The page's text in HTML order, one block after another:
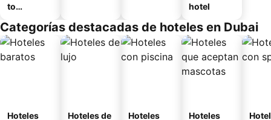
to
o
hotel
Categorías destacadas de hoteles en Dubai
Hoteles
Hoteles de
Hoteles
Hoteles